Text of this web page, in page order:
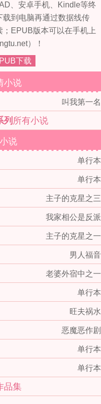
、安卓手机、Kindle等终
到电脑再通过数据线传
EPUB版本可以在手机上
）！
下载
小说
叫我第一名
列 所有小说
说
单行本
单行本
主子的克星之三
我家相公是反派
主子的克星之一
男人福音
老婆外宿中之一
单行本
旺夫祸水
恶魔恶作剧
单行本
单行本
品集